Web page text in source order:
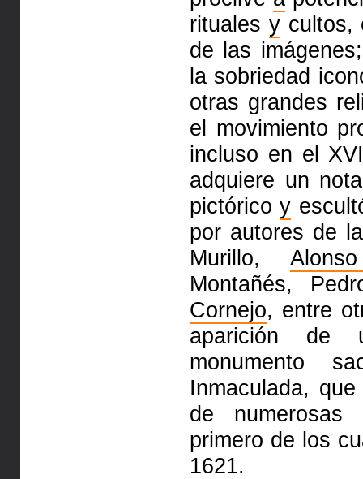
rituales ycultos,
de las
la sobriedad
otras grandes
el movimiento
incluso en el
adquiere un
pictóricoy
por autores de
Murillo,
Montañés,
Cornejo, entre
aparición de
monumento
Inmaculada,
de numerosas
primero de los
1621.